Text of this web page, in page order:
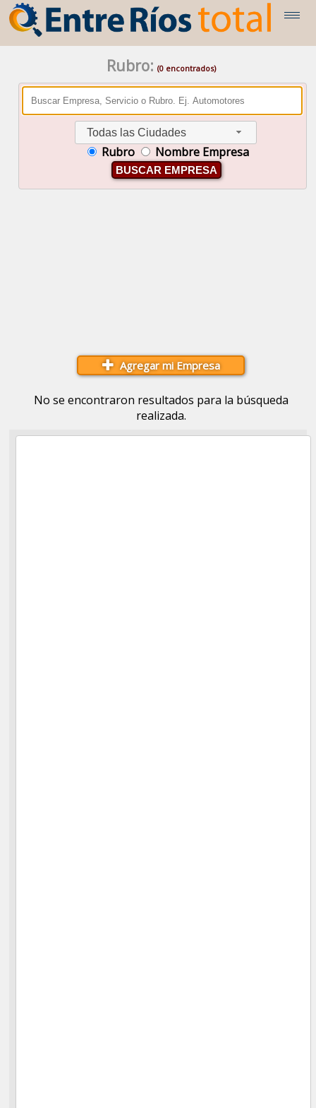
Rubro: (0 encontrados)
Todas las Ciudades
Rubro Nombre Empresa
BUSCAR EMPRESA
Agregar mi Empresa
No se encontraron resultados para la búsqueda
realizada.